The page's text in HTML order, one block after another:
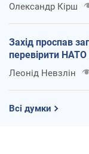
Олександр Кірш
Захід проспав
перевірити НАТО
Леонід Невзлін
Всі думки